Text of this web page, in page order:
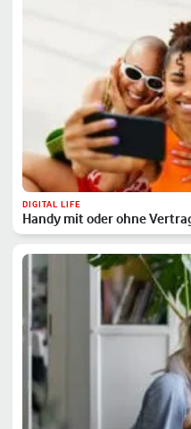
DIGITAL LIFE
Handy mit oder ohne